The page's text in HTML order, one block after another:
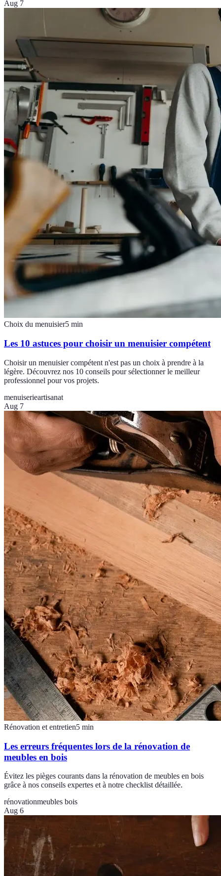
Aug 7
Choix du menuisier5 min
Les 10 astuces pour choisir un menuisier compétent
Choisir un menuisier compétent n'est pas un choix à prendre à la
légère. Découvrez nos 10 conseils pour sélectionner le meilleur
professionnel pour vos projets.
menuiserieartisanat
Aug 7
Rénovation et entretien5 min
Les erreurs fréquentes lors de la rénovation de
meubles en bois
Évitez les pièges courants dans la rénovation de meubles en bois
grâce à nos conseils expertes et à notre checklist détaillée.
rénovationmeubles bois
Aug 6